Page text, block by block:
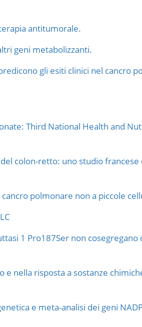
antitumorale.
geni metabolizzanti.
gli esiti clinici nel cancro
Third National Health and
colon-retto: uno studio francese
polmonare non a piccole
1 Pro187Ser non
nella risposta a sostanze
e meta-analisi dei geni